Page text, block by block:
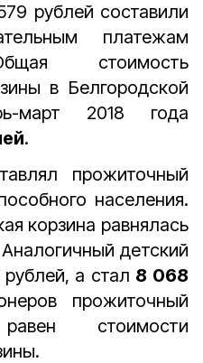
рублей составили
платежам
стоимость
в Белгородской
март 2018 года
.
прожиточный
населения.
корзина равнялась
детский
а стал 8 068
прожиточный
стоимости